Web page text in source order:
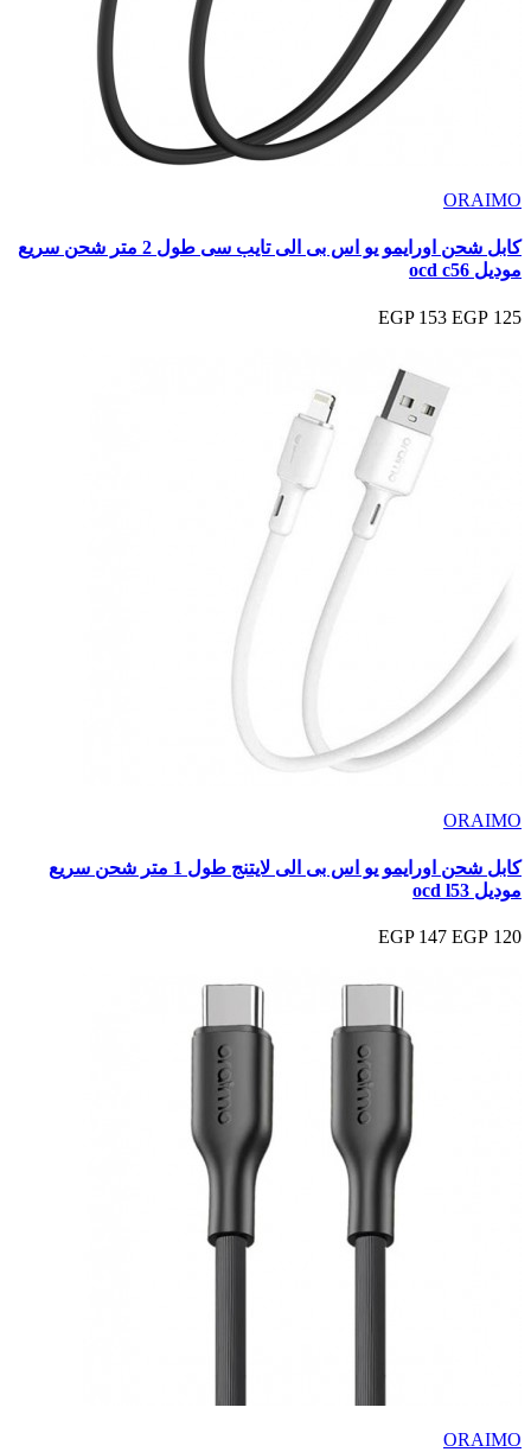
ORAIMO
كابل شحن اورايمو يو اس بى الى تايب سى طول 2 متر شحن سريع
موديل ocd c56
125 EGP
153 EGP
ORAIMO
كابل شحن اورايمو يو اس بى الى لايتنج طول 1 متر شحن سريع
موديل ocd l53
120 EGP
147 EGP
ORAIMO